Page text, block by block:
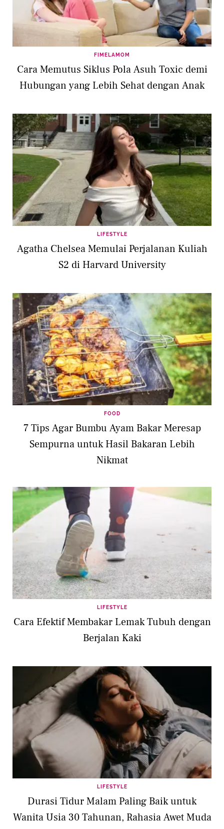
FIMELAMOM
Cara Memutus Siklus Pola Asuh Toxic demi
Hubungan yang Lebih Sehat dengan Anak
LIFESTYLE
Agatha Chelsea Memulai Perjalanan Kuliah
S2 di Harvard University
FOOD
7 Tips Agar Bumbu Ayam Bakar Meresap
Sempurna untuk Hasil Bakaran Lebih
Nikmat
LIFESTYLE
Cara Efektif Membakar Lemak Tubuh dengan
Berjalan Kaki
LIFESTYLE
Durasi Tidur Malam Paling Baik untuk
Wanita Usia 30 Tahunan, Rahasia Awet Muda